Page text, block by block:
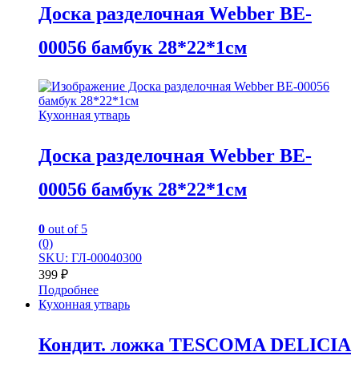
Доска разделочная Webber BE-
00056 бамбук 28*22*1см
Кухонная утварь
Доска разделочная Webber BE-
00056 бамбук 28*22*1см
0 out of 5
(0)
SKU: ГЛ-00040300
399 ₽
Подробнее
Кухонная утварь
Кондит. ложка TESCOMA DELICIA